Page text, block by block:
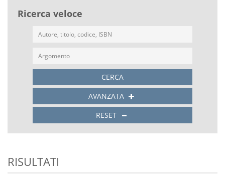
Ricerca veloce
CERCA
AVANZATA
RESET
RISULTATI